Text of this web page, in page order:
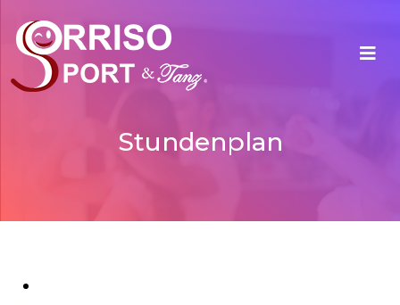
Stundenplan